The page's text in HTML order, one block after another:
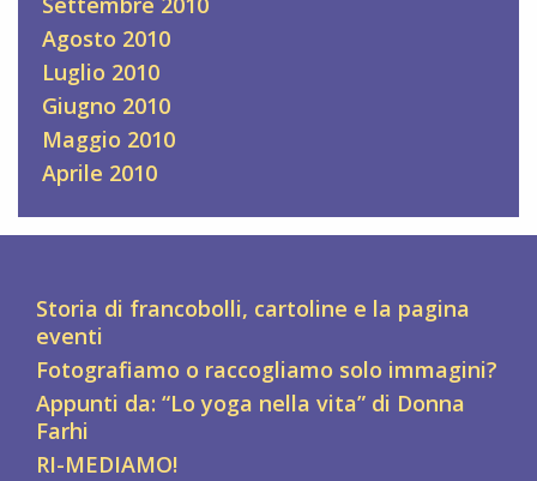
Agosto 2010
Luglio 2010
Giugno 2010
Maggio 2010
Aprile 2010
Storia di francobolli, cartoline e la pagina
eventi
Fotografiamo o raccogliamo solo immagini?
Appunti da: “Lo yoga nella vita” di Donna
Farhi
RI-MEDIAMO!